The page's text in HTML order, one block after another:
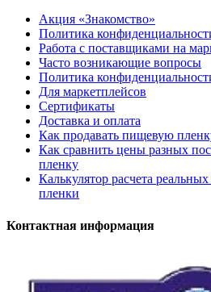
Акция «Знакомство»
Политика
Работа с поставщиками на
Часто возникающие вопросы
Политика
Для маркетплейсов
Сертификаты
Доставка и оплата
Как продавать пищевую
Как сравнить цены разных
пленку
Калькулятор расчета
пленки
Контактная информация